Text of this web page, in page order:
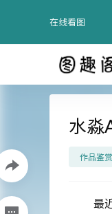
在线看图
水淼
作品鉴赏
最